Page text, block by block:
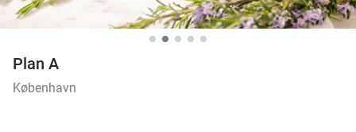
Plan A
København